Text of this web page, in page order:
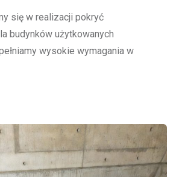
się w realizacji pokryć
budynków użytkowanych
wysokie wymagania w